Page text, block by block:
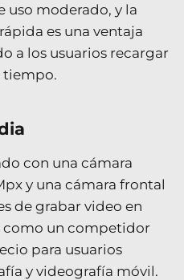
uso moderado, y la
es una ventaja
a los usuarios recargar
tiempo.
con una cámara
y una cámara frontal
de grabar video en
como un competidor
para usuarios
y videografía móvil.